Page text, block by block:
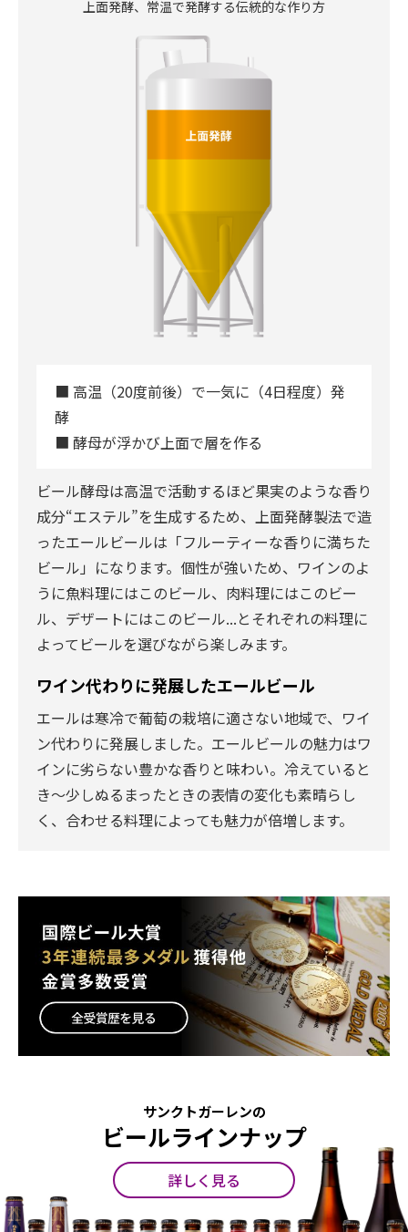
上面発酵、常温で発酵する伝統的な作り方
■ 高温（20度前後）で一気に（4日程度）発
酵
■ 酵母が浮かび上面で層を作る
ビール酵母は高温で活動するほど果実のような香り
成分“エステル”を生成するため、上面発酵製法で造
ったエールビールは「フルーティーな香りに満ちた
ビール」になります。個性が強いため、ワインのよ
うに魚料理にはこのビール、肉料理にはこのビー
ル、デザートにはこのビール...とそれぞれの料理に
よってビールを選びながら楽しみます。
ワイン代わりに発展したエールビール
エールは寒冷で葡萄の栽培に適さない地域で、ワイ
ン代わりに発展しました。エールビールの魅力はワ
インに劣らない豊かな香りと味わい。冷えていると
き～少しぬるまったときの表情の変化も素晴らし
く、合わせる料理によっても魅力が倍増します。
ビールラインナップ
サンクトガーレンの
詳しく見る